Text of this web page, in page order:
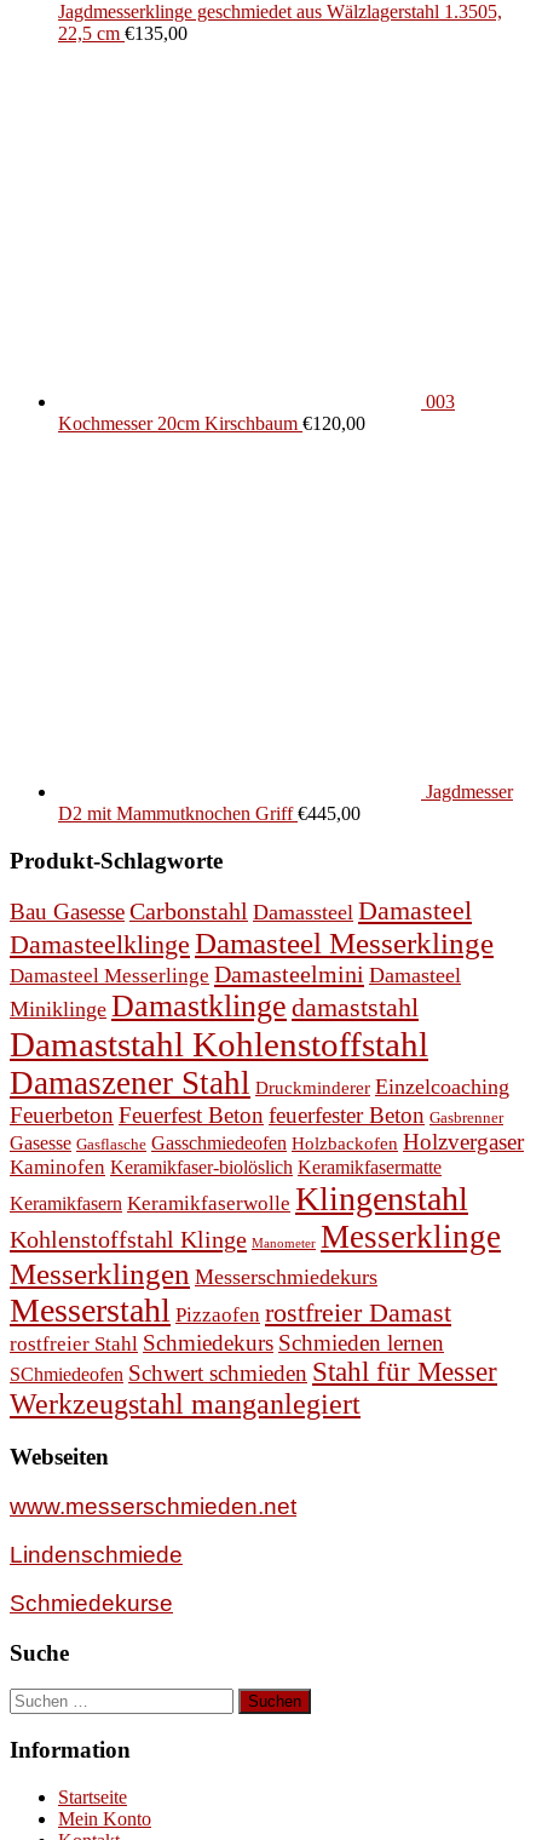
Jagdmesserklinge geschmiedet aus Wälzlagerstahl 1.3505,
22,5 cm €135,00
003
Kochmesser 20cm Kirschbaum €120,00
Jagdmesser
D2 mit Mammutknochen Griff €445,00
Produkt-Schlagworte
Bau GasesseCarbonstahl Damassteel Damasteel
Damasteelklinge Damasteel Messerklinge
Damasteel Messerlinge Damasteelmini Damasteel
Miniklinge Damastklinge damaststahl
Damaststahl Kohlenstoffstahl
Damaszener Stahl Druckminderer Einzelcoaching
FeuerbetonFeuerfest Betonfeuerfester Beton Gasbrenner
Gasesse Gasflasche Gasschmiedeofen Holzbackofen Holzvergaser
Kaminofen Keramikfaser-biolöslich Keramikfasermatte
Keramikfasern Keramikfaserwolle Klingenstahl
Kohlenstoffstahl Klinge Manometer Messerklinge
Messerklingen Messerschmiedekurs
Messerstahl Pizzaofen rostfreier Damast
rostfreier Stahl Schmiedekurs Schmieden lernen
SChmiedeofen Schwert schmieden Stahl für Messer
Werkzeugstahl manganlegiert
Webseiten
www.messerschmieden.net
Lindenschmiede
Schmiedekurse
Suche
Suchen
nach:
Information
Startseite
Mein Konto